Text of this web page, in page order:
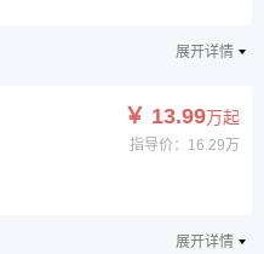
展开详情
￥ 13.99万起
指导价：16.29万
展开详情